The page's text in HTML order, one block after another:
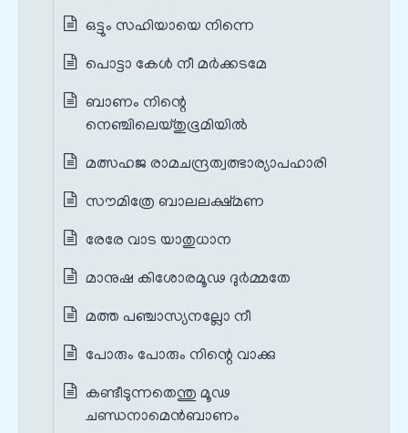
ഒട്ടും സഹിയായെ നിന്നെ
പൊട്ടാ കേൾ നീ മര്‍ക്കടമേ
ബാണം നിന്റെ
നെഞ്ചിലെയ്തുഭൂമിയില്‍
മത്സഹജ രാമചന്ദ്രത്വത്ഭാര്യാപഹാരി
സൗമിത്രേ ബാലലക്ഷ്മണ
രേരേ വാട യാതുധാന
മാനുഷ കിശോരമൂഢ ദുര്‍മ്മതേ
മത്ത പഞ്ചാസ്യനല്ലോ നീ
പോരും പോരും നിന്റെ വാക്കു
കണ്ടീടുന്നതെന്തു മൂഢ
ചണ്ഡനാമെന്‍ബാണം